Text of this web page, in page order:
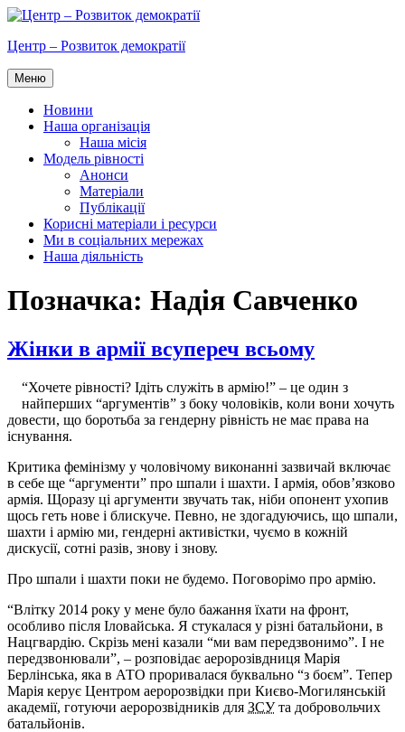
Перейти
вмісту
Центр – Розвиток демократії
Меню
Новини
Наша організація
Наша місія
Модель рівності
Анонси
Матеріали
Публікації
Корисні матеріали і ресурси
Ми в соціальних мережах
Наша діяльність
Позначка: Надія Савченко
Жінки в армії всупереч всьому
“Хочете рівності? Ідіть служіть в армію!” – це один з
найперших “аргументів” з боку чоловіків, коли вони хочуть
довести, що боротьба за гендерну рівність не має права на
існування.
Критика фемінізму у чоловічому виконанні зазвичай включає
в себе ще “аргументи” про шпали і шахти. І армія, обов’язково
армія. Щоразу ці аргументи звучать так, ніби опонент ухопив
щось геть нове і блискуче. Певно, не здогадуючись, що шпали,
шахти і армію ми, гендерні активістки, чуємо в кожній
дискусії, сотні разів, знову і знову.
Про шпали і шахти поки не будемо. Поговорімо про армію.
“Влітку 2014 року у мене було бажання їхати на фронт,
особливо після Іловайська. Я стукалася у різні батальйони, в
Нацгвардію. Скрізь мені казали “ми вам передзвонимо”. І не
передзвонювали”, – розповідає аеророзівдниця Марія
Берлінська, яка в АТО проривалася буквально “з боєм”. Тепер
Марія керує Центром аеророзвідки при Києво-Могилянській
академії, готуючи аеророзвідників для ЗСУта добровольчих
батальйонів.